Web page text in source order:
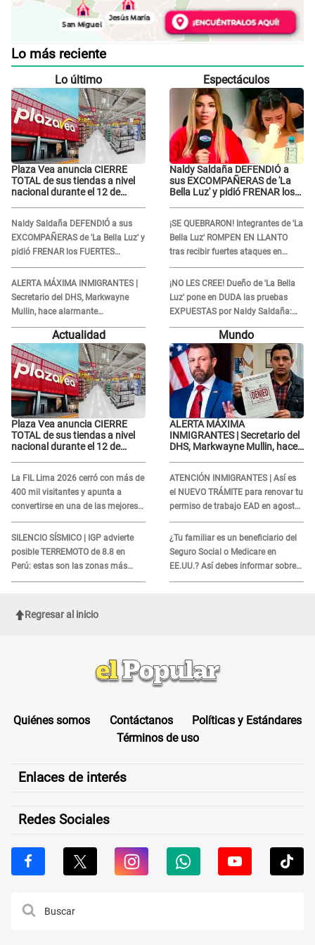
Lo más reciente
Lo último
Plaza Vea anuncia CIERRE
TOTAL de sus tiendas a nivel
nacional durante el 12 de
Naldy Saldaña DEFENDIÓ a sus
EXCOMPAÑERAS de 'La Bella Luz' y
pidió FRENAR los FUERTES
ATAQUES en redes: “Aquí el único
culpable...”
ALERTA MÁXIMA INMIGRANTES |
Secretario del DHS, Markwayne
Mullin, hace alarmante
declaración: "Ahora vamos por
Espectáculos
Naldy Saldaña DEFENDIÓ a
sus EXCOMPAÑERAS de 'La
Bella Luz' y pidió FRENAR los
¡SE QUEBRARON! Integrantes de 'La
Bella Luz' ROMPEN EN LLANTO
tras recibir fuertes ataques en
redes por DENUNCIA de acoso
contra Naldy Saldaña
¡NO LES CREE! Dueño de 'La Bella
Luz' pone en DUDA las pruebas
EXPUESTAS por Naldy Saldaña:
“Quizá se han editado...”
Actualidad
Plaza Vea anuncia CIERRE
TOTAL de sus tiendas a nivel
nacional durante el 12 de
La FIL Lima 2026 cerró con más de
400 mil visitantes y apunta a
convertirse en una de las mejores
ferias de Latinoamérica
SILENCIO SÍSMICO | IGP advierte
posible TERREMOTO de 8.8 en
Perú: estas son las zonas más
expuestas
Mundo
ALERTA MÁXIMA
INMIGRANTES | Secretario del
DHS, Markwayne Mullin, hace
vamos por ellos"
ATENCIÓN INMIGRANTES | Así es
el NUEVO TRÁMITE para renovar tu
permiso de trabajo EAD en agosto
del 2026
¿Tu familiar es un beneficiario del
Seguro Social o Medicare en
EE.UU.? Así debes informar sobre
su muerte para EVITAR COBROS
Regresar al inicio
Quiénes somos Contáctanos
Políticas y Estándares
Términos de uso
Enlaces de interés
Redes Sociales